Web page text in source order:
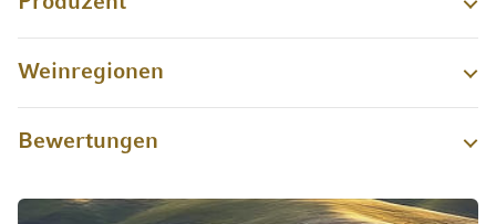
Weinregionen
Bewertungen